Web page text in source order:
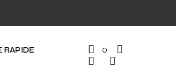
RAPIDE
0